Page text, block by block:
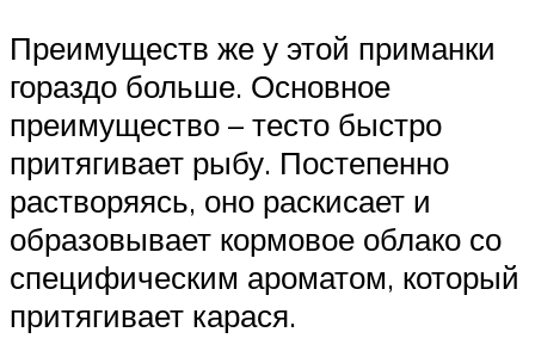
Преимуществ же у этой приманки
гораздо больше. Основное
преимущество – тесто быстро
притягивает рыбу. Постепенно
растворяясь, оно раскисает и
образовывает кормовое облако со
специфическим ароматом, который
притягивает карася.